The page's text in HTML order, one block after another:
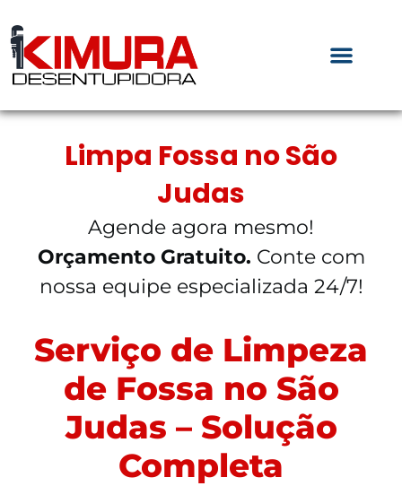
Limpa Fossa no São
Judas
Agende agora mesmo!
Orçamento Gratuito. Conte com
nossa equipe especializada 24/7!
Serviço de Limpeza
de Fossa no São
Judas – Solução
Completa